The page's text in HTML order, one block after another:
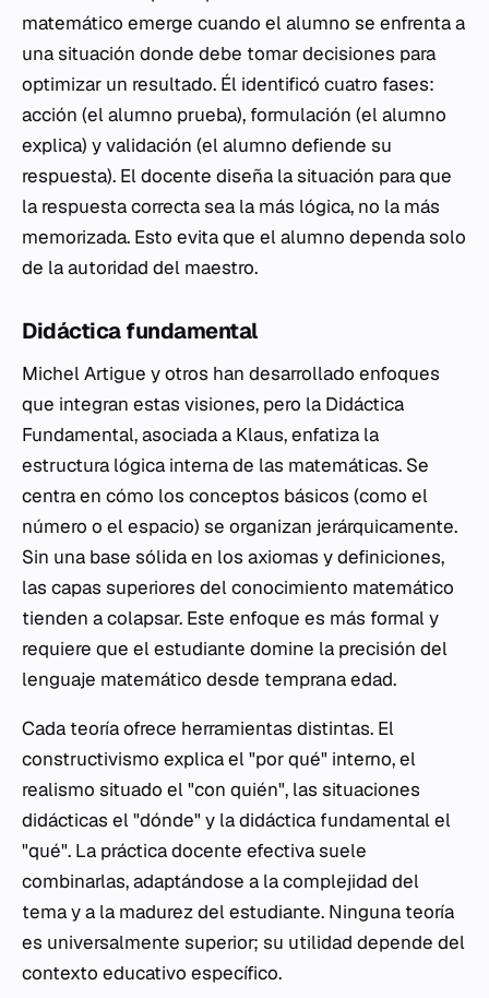
matemático emerge cuando el alumno se enfrenta a
unasituación donde debe tomar decisiones para
optimizar un resultado. Él identificó cuatro fases:
acción (el alumno prueba), formulación (el alumno
explica) y validación (el alumno defiende su
respuesta). El docente diseña la situación para que
la respuesta correcta sea la más lógica, no la más
memorizada. Esto evita que el alumno dependa solo
de la autoridad del maestro.
Didáctica fundamental
Michel Artigue y otros han desarrollado enfoques
que integran estas visiones, pero la Didáctica
Fundamental, asociada a Klaus, enfatiza la
estructura lógica interna de las matemáticas. Se
centra en cómo los conceptos básicos (como el
número o el espacio) se organizan jerárquicamente.
Sin una base sólida en los axiomas y definiciones,
las capas superiores del conocimiento matemático
tienden a colapsar. Este enfoque es más formal y
requiere que el estudiante domine la precisión del
lenguaje matemático desde temprana edad.
Cada teoría ofrece herramientas distintas. El
constructivismo explica el "por qué" interno, el
realismo situado el "con quién", las situaciones
didácticas el "dónde" y la didáctica fundamental el
"qué". La práctica docente efectiva suele
combinarlas, adaptándose a la complejidad del
tema y a la madurez del estudiante. Ninguna teoría
es universalmente superior; su utilidad depende del
contexto educativo específico.